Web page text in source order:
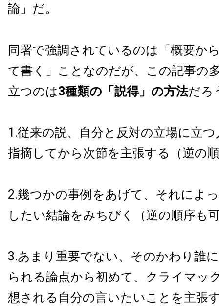
論」だ。
同署で強調されているのは「概要か
て書く」ことなのだが、この記事の
立つのは3種類の「説得」の方法だろ
1.従来の説、自分と反対の立場に立
指摘してから次節を主張する（逆の
2.幾つかの事例をあげて、それによ
したい結論をみちびく（逆の順序も
3.あまり重要でない、そのかわり誰
られる論点から初めて、クライマッ
想される自分の言いたいことを主張